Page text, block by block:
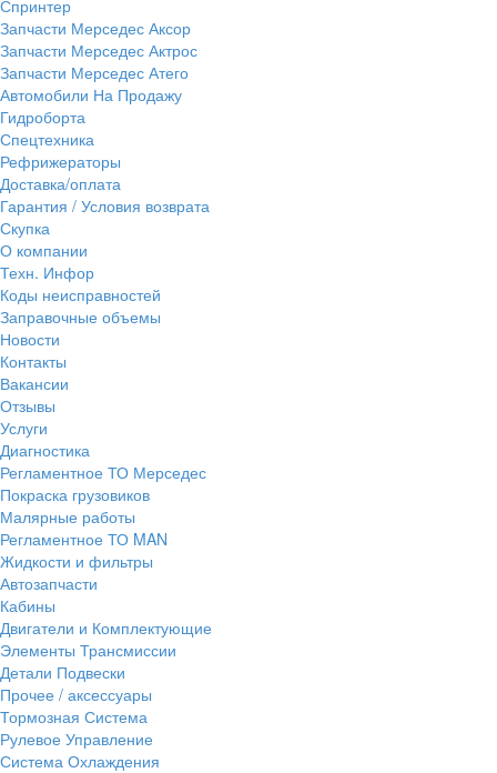
Спринтер
Запчасти Мерседес Аксор
Запчасти Мерседес Актрос
Запчасти Мерседес Атего
Автомобили На Продажу
Гидроборта
Спецтехника
Рефрижераторы
Доставка/оплата
Гарантия / Условия возврата
Скупка
О компании
Техн. Инфор
Коды неисправностей
Заправочные объемы
Новости
Контакты
Вакансии
Отзывы
Услуги
Диагностика
Регламентное ТО Мерседес
Покраска грузовиков
Малярные работы
Регламентное ТО MAN
Жидкости и фильтры
Автозапчасти
Кабины
Двигатели и Комплектующие
Элементы Трансмиссии
Детали Подвески
Прочее / аксессуары
Тормозная Система
Рулевое Управление
Система Охлаждения